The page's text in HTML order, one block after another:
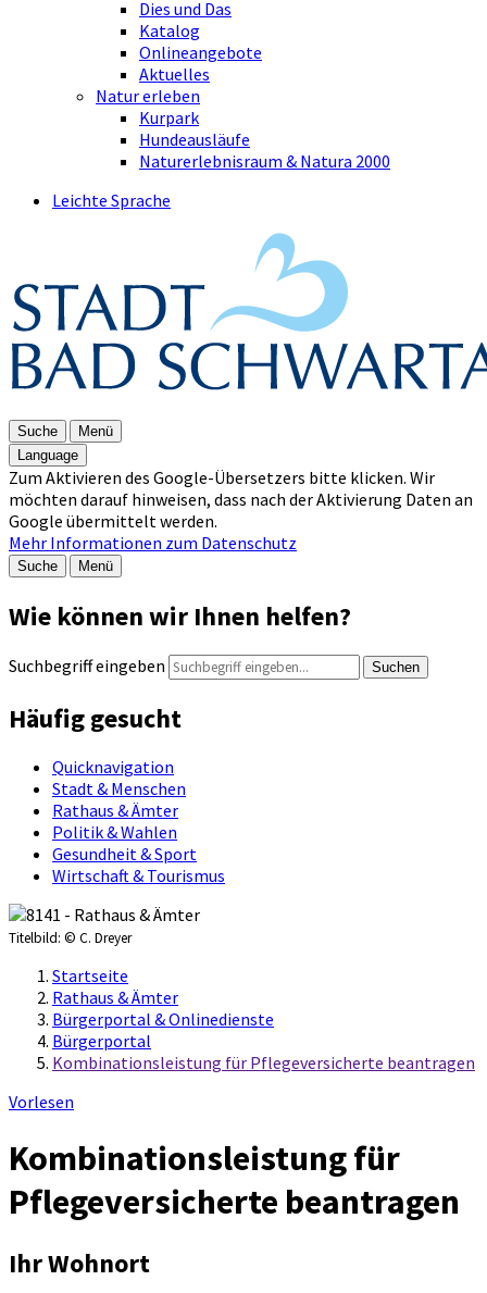
Dies und Das
Katalog
Onlineangebote
Aktuelles
Natur erleben
Kurpark
Hundeausläufe
Naturerlebnisraum & Natura 2000
Leichte Sprache
Suche
Menü
Language
Zum Aktivieren des Google-Übersetzers bitte klicken. Wir
möchten darauf hinweisen, dass nach der Aktivierung Daten an
Google übermittelt werden.
Mehr Informationen zum Datenschutz
Suche Menü
Wie können wir Ihnen helfen?
Suchbegriff eingeben Suchen
Häufig gesucht
Quicknavigation
Stadt & Menschen
Rathaus & Ämter
Politik & Wahlen
Gesundheit & Sport
Wirtschaft & Tourismus
Titelbild: © C. Dreyer
Startseite
Rathaus & Ämter
Bürgerportal & Onlinedienste
Bürgerportal
Kombinationsleistung für Pflegeversicherte beantragen
Vorlesen
Kombinationsleistung für
Pflegeversicherte beantragen
Ihr Wohnort